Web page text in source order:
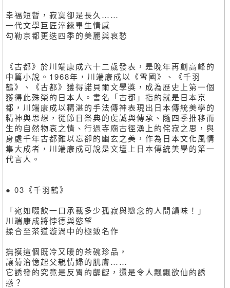
幸福短暫，寂寞卻是長久……
一代文學巨匠淬鍊畢生情感
勾勒京都更迭四季的美麗與哀愁
《古都》於川端康成六十二歲發表，是晚年再創高峰的
中篇小說。1968年，川端康成以《雪國》、《千羽
鶴》、《古都》獲得諾貝爾文學獎，成為歷史上第一個
獲得此殊榮的日本人。書名「古都」指的就是日本京
都，川端康成以精湛的手法傳神表現出日本傳統美學的
精神與思想，從節日祭典的虔誠與傳承、隨四季推移而
生的自然物哀之情、行過寺廟古徑湧上的侘寂之思，與
身處千年古都難以忘卻的幽玄之美，作為日本文化風情
集大成者，川端康成可說是文壇上日本傳統美學的第一
代言人。
● 03《千羽鶴》
「宛如啜飲一口承載多少孤寂與懸念的人間韻味！」
川端康成將悖德與慾望
揉合至茶道漩渦中的極致名作
撫摸這個既冷又暖的茶碗珍品，
讓菊治憶起父親情婦的肌膚……
它誘發的究竟是反胃的齷齪，還是令人飄飄欲仙的誘
惑？